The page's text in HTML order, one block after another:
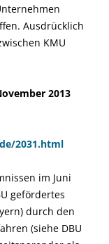
Ausdrücklich
KMU
2013
2031.html
im Juni
gefördertes
durch den
(siehe DBU